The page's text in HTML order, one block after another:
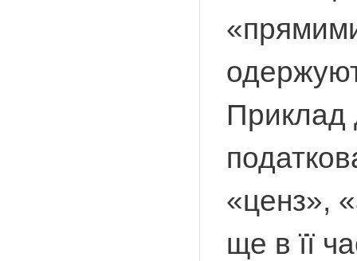
Приклад
«ценз»,
ще в її